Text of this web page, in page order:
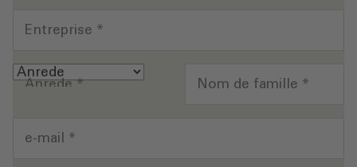
Entreprise *
Anrede* Nom de famille *
e-mail *